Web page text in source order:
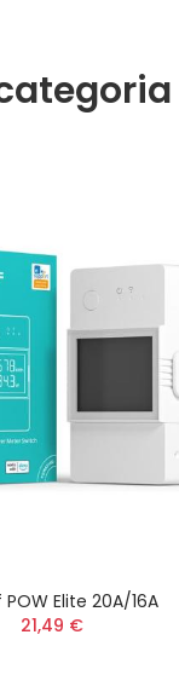
Elite 20A/16A
21,49 €